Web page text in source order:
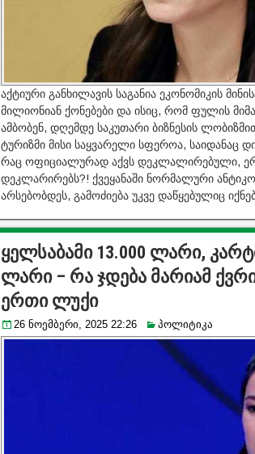
აქტიური განხილავის საგანია ეკონომიკის
მილიონიან ქონებები და ისიც, რომ ფულის
ამბობენ, დღემდე საკუთარი ბიზნესის
ტურიზმი მისი საყვარელი სფეროა, საიდანაც
რაც ოფიციალურად აქვს დეკლალირებული,
დეკლარირებს?! ქვეყანაში ნორმალური
არსებობდეს, გამოძიება უკვე დაწყებულიც
ყელსაბამი 13.000 ლარი,
ლარი – რა ჯდება მარიამ
ერთი ლუქი
26 ნოემბერი, 2025 22:26 პოლიტიკა